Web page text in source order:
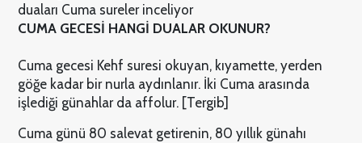
duaları Cuma sureler inceliyor
CUMA GECESİ HANGİ DUALAR OKUNUR?
Cuma gecesi Kehf suresi okuyan, kıyamette, yerden
göğe kadar bir nurla aydınlanır. İki Cuma arasında
işlediği günahlar da affolur. [Tergib]
Cuma günü 80 salevat getirenin, 80 yıllık günahı